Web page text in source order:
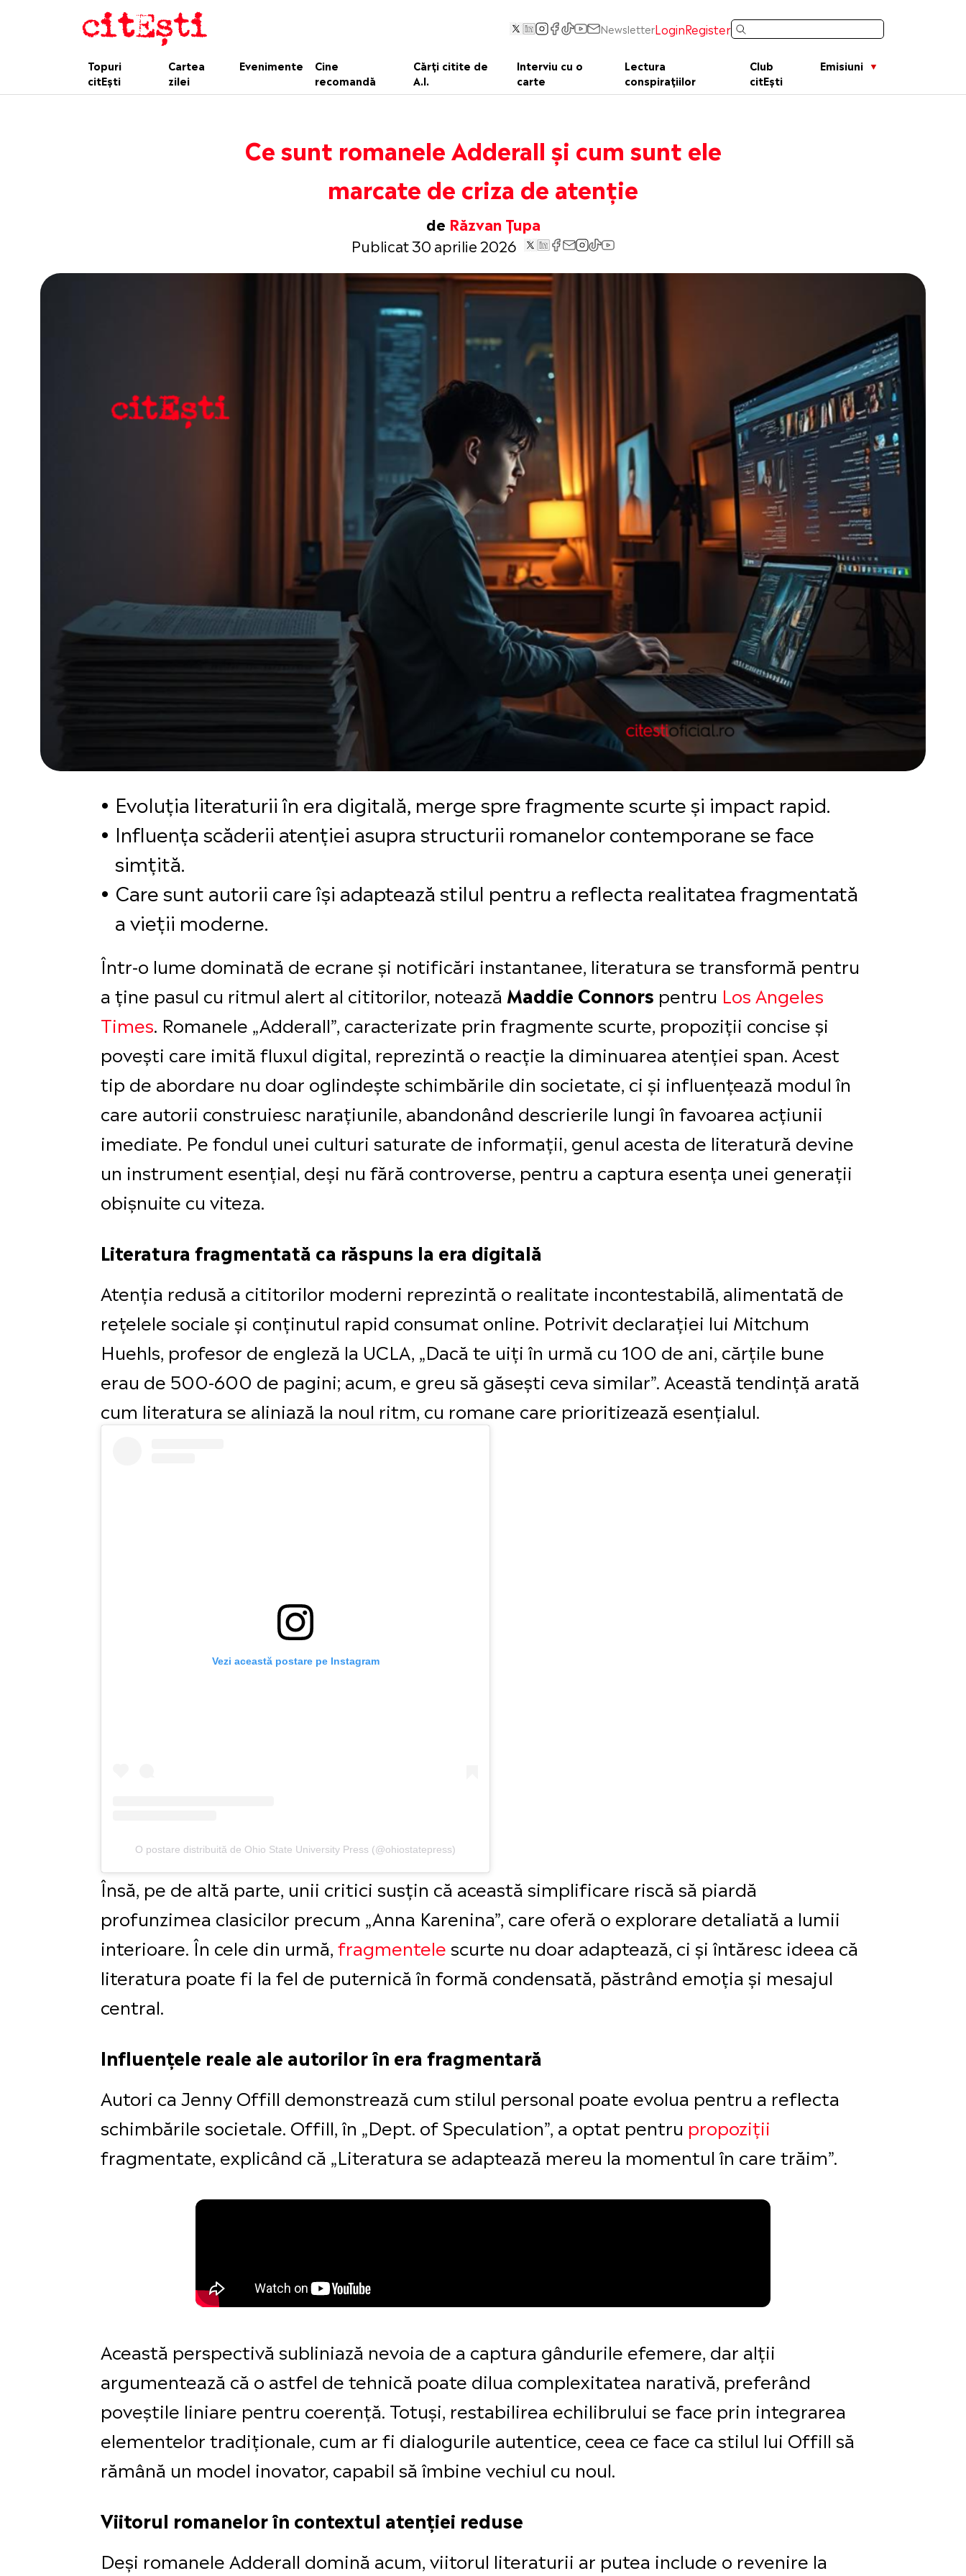
NewsletterLoginRegister
Topuri
citEști
Cartea
zilei
Evenimente
Cine
recomandă
Cărți citite de
A.I.
Interviu cu o
carte
Lectura
conspirațiilor
Club
citEști
Emisiuni
Ce sunt romanele Adderall și cum sunt ele
marcate de criza de atenție
de Răzvan Țupa
Publicat 30 aprilie 2026
Evoluția literaturii în era digitală, merge spre fragmente scurte și impact rapid.
Influența scăderii atenției asupra structurii romanelor contemporane se face
simțită.
Care sunt autorii care își adaptează stilul pentru a reflecta realitatea fragmentată
a vieții moderne.
Într-o lume dominată de ecrane și notificări instantanee, literatura se transformă pentru
a ține pasul cu ritmul alert al cititorilor, notează Maddie Connors pentru Los Angeles
Times. Romanele „Adderall”, caracterizate prin fragmente scurte, propoziții concise și
povești care imită fluxul digital, reprezintă o reacție la diminuarea atenției span. Acest
tip de abordare nu doar oglindește schimbările din societate, ci și influențează modul în
care autorii construiesc narațiunile, abandonând descrierile lungi în favoarea acțiunii
imediate. Pe fondul unei culturi saturate de informații, genul acesta de literatură devine
un instrument esențial, deși nu fără controverse, pentru a captura esența unei generații
obișnuite cu viteza.
Literatura fragmentată ca răspuns la era digitală
Atenția redusă a cititorilor moderni reprezintă o realitate incontestabilă, alimentată de
rețelele sociale și conținutul rapid consumat online. Potrivit declarației lui Mitchum
Huehls, profesor de engleză la UCLA, „Dacă te uiți în urmă cu 100 de ani, cărțile bune
erau de 500-600 de pagini; acum, e greu să găsești ceva similar”. Această tendință arată
cum literatura se aliniază la noul ritm, cu romane care prioritizează esențialul.
Vezi această postare pe Instagram
O postare distribuită de Ohio State University Press (@ohiostatepress)
Însă, pe de altă parte, unii critici susțin că această simplificare riscă să piardă
profunzimea clasicilor precum „Anna Karenina”, care oferă o explorare detaliată a lumii
interioare. În cele din urmă, fragmentele scurte nu doar adaptează, ci și întăresc ideea că
literatura poate fi la fel de puternică în formă condensată, păstrând emoția și mesajul
central.
Influențele reale ale autorilor în era fragmentară
Autori ca Jenny Offill demonstrează cum stilul personal poate evolua pentru a reflecta
schimbările societale. Offill, în „Dept. of Speculation”, a optat pentru propoziții
fragmentate, explicând că „Literatura se adaptează mereu la momentul în care trăim”.
Această perspectivă subliniază nevoia de a captura gândurile efemere, dar alții
argumentează că o astfel de tehnică poate dilua complexitatea narativă, preferând
poveștile liniare pentru coerență. Totuși, restabilirea echilibrului se face prin integrarea
elementelor tradiționale, cum ar fi dialogurile autentice, ceea ce face ca stilul lui Offill să
rămână un model inovator, capabil să îmbine vechiul cu noul.
Viitorul romanelor în contextul atenției reduse
Deși romanele Adderall domină acum, viitorul literaturii ar putea include o revenire la